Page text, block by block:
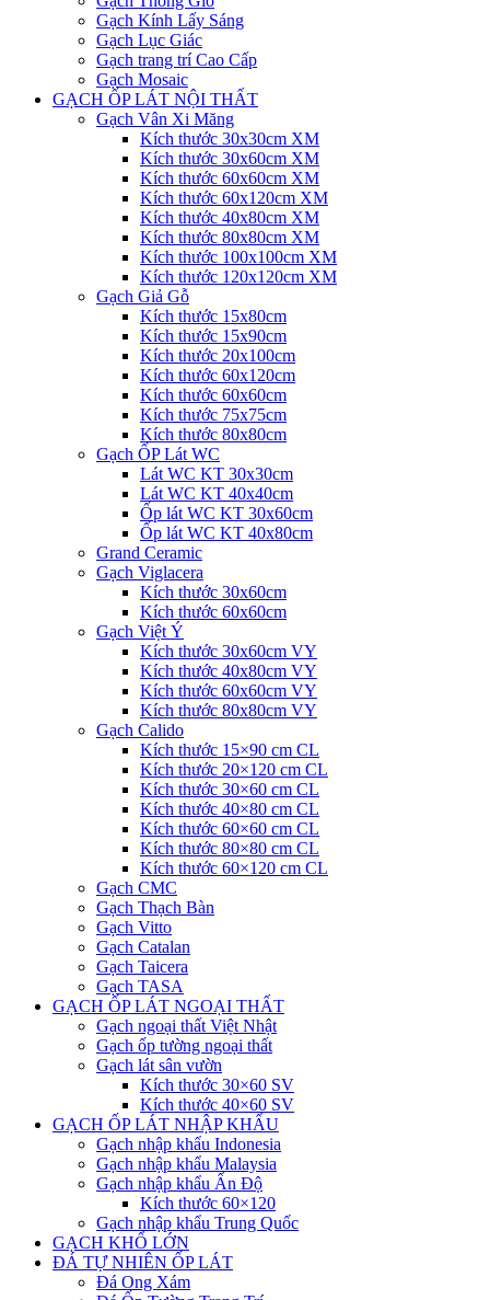
Gạch Kính Lấy Sáng
Gạch Lục Giác
Gạch trang trí Cao Cấp
Gạch Mosaic
GẠCH ỐP LÁT NỘI THẤT
Gạch Vân Xi Măng
Kích thước 30x30cm XM
Kích thước 30x60cm XM
Kích thước 60x60cm XM
Kích thước 60x120cm XM
Kích thước 40x80cm XM
Kích thước 80x80cm XM
Kích thước 100x100cm XM
Kích thước 120x120cm XM
Gạch Giả Gỗ
Kích thước 15x80cm
Kích thước 15x90cm
Kích thước 20x100cm
Kích thước 60x120cm
Kích thước 60x60cm
Kích thước 75x75cm
Kích thước 80x80cm
Gạch ỐP Lát WC
Lát WC KT 30x30cm
Lát WC KT 40x40cm
Ốp lát WC KT 30x60cm
Ốp lát WC KT 40x80cm
Grand Ceramic
Gạch Viglacera
Kích thước 30x60cm
Kích thước 60x60cm
Gạch Việt Ý
Kích thước 30x60cm VY
Kích thước 40x80cm VY
Kích thước 60x60cm VY
Kích thước 80x80cm VY
Gạch Calido
Kích thước 15×90 cm CL
Kích thước 20×120 cm CL
Kích thước 30×60 cm CL
Kích thước 40×80 cm CL
Kích thước 60×60 cm CL
Kích thước 80×80 cm CL
Kích thước 60×120 cm CL
Gạch CMC
Gạch Thạch Bàn
Gạch Vitto
Gạch Catalan
Gạch Taicera
Gạch TASA
GẠCH ỐP LÁT NGOẠI THẤT
Gạch ngoại thất Việt Nhật
Gạch ốp tường ngoại thất
Gạch lát sân vườn
Kích thước 30×60 SV
Kích thước 40×60 SV
GẠCH ỐP LÁT NHẬP KHẨU
Gạch nhập khẩu Indonesia
Gạch nhập khẩu Malaysia
Gạch nhập khẩu Ấn Độ
Kích thước 60×120
Gạch nhập khẩu Trung Quốc
GẠCH KHỔ LỚN
ĐÁ TỰ NHIÊN ỐP LÁT
Đá Ong Xám